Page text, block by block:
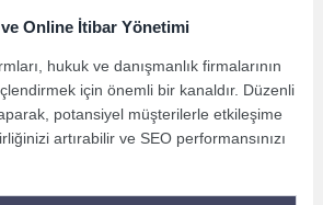
Online İtibar Yönetimi
hukuk ve danışmanlık firmalarının
için önemli bir kanaldır. Düzenli
potansiyel müşterilerle etkileşime
artırabilir ve SEO performansınızı